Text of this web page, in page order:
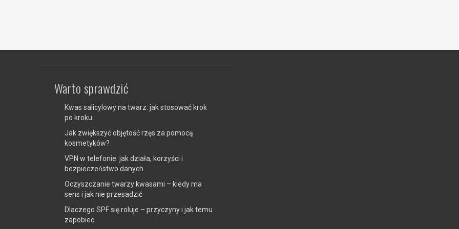
Warto sprawdzić
Kwas salicylowy na twarz: jak stosować krok
po kroku
Jak zwiększyć objętość rzęs za pomocą
kosmetyków?
VPN w telefonie: jak działa, korzyści i
bezpieczeństwo danych
Oczyszczanie twarzy kwasami – kiedy ma
sens i jak nie przesadzić
Dlaczego SPF się roluje – przyczyny i jak temu
zapobiec